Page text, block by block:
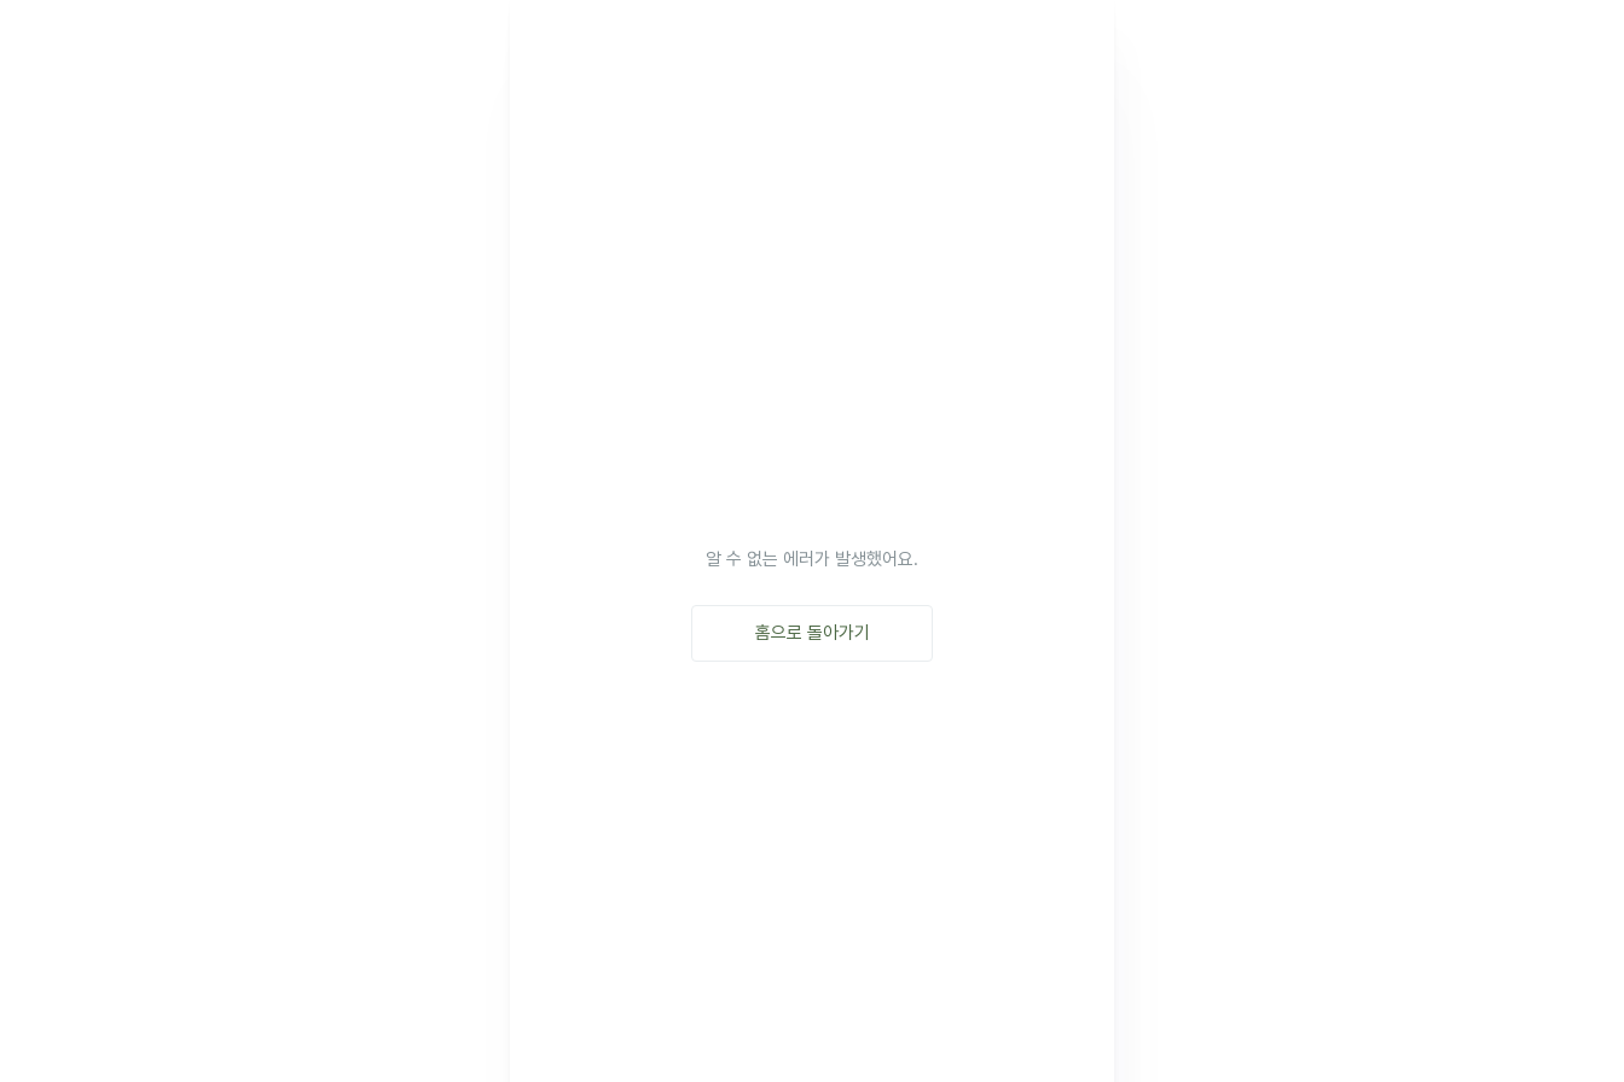
알 수 없는 에러가 발생했어요.
홈으로 돌아가기